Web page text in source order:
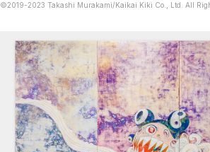
©2019-2023 Takashi Murakami/Kaikai Kiki Co., Ltd. All